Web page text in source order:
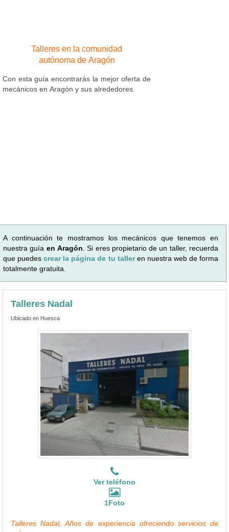
Talleres en la comunidad
autónoma de Aragón
Con esta guía encontrarás la mejor oferta de
mecánicos en Aragón y sus alrededores.
A continuación te mostramos los mecánicos que tenemos en
nuestra guía en Aragón . Si eres propietario de un taller, recuerda
que puedescrear la página de tu talleren nuestra web de forma
totalmente gratuita.
Talleres Nadal
Ubicado en Huesca
Ver teléfono
1Foto
Talleres Nadal, Años de experiencia ofreciendo servicios de